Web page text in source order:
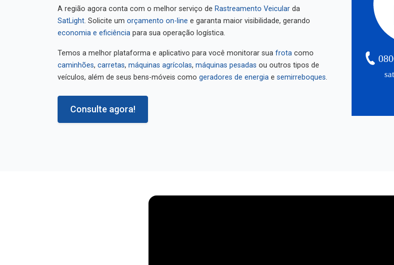
A região agora conta com o melhor serviço de Rastreamento Veicular
da
SatLight . Solicite um orçamento on-line
e garanta maior visibilidade, gerando
economia e eficiência
para sua operação logística.
Temos a melhor plataforma e aplicativo para você monitorar sua frota
caminhões
carretas máquinas agrícolas máquinas pesadas
ou outros tipos de
veículos, além de seus bens-móveis como
geradores de energia semirreboques
Consulte agora!